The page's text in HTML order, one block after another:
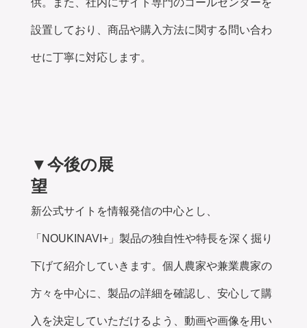
供。また、社内にサイト専門のコールセンターを
設置しており、商品や購入方法に関する問い合わ
せに丁寧に対応します。
▼今後の展
新公式サイトを情報発信の中心とし、
「NOUKINAVI+」製品の独自性や特長を深く掘り
下げて紹介していきます。個人農家や兼業農家の
方々を中心に、製品の詳細を確認し、安心して購
入を決定していただけるよう、動画や画像を用い